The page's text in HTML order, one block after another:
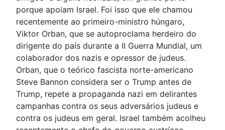
porque apoiam Israel. Foi isso que ele chamou
recentemente ao primeiro-ministro húngaro,
Viktor Orban, que se autoproclama herdeiro do
dirigente do país durante a II Guerra Mundial, um
colaborador dos nazis e opressor de judeus.
Orban, que o teórico fascista norte-americano
Steve Bannon considera ser o Trump antes de
Trump, repete a propaganda nazi em delirantes
campanhas contra os seus adversários judeus e
contra os judeus em geral. Israel também acolheu